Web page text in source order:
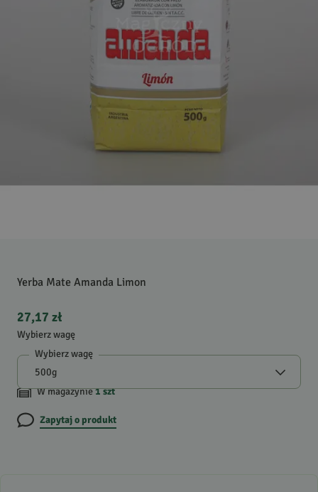
Yerba Mate Amanda Limon
27,17 zł
Wybierz wagę
Wybierz wagę
W magazynie1szt
Zapytaj o produkt